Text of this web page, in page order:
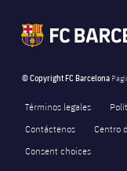
© Copyright FC Barcelona
Términos legales
Contáctenos
Centro
Consent choices